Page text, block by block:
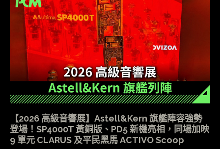
【2026 高級音響展】Astell&Kern 旗艦陣容強勢
登場！SP4000T 黃銅版、PD5 新機亮相，同場加映
9 單元 CLARUS 及平民黑馬 ACTIVO Scoop